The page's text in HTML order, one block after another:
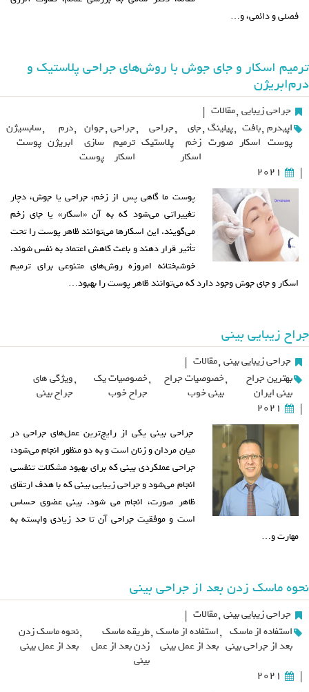
فصلی و دائمی، و…
ترمیم اسکار و جای جوش با روش‌های جراحی پلاستیک و
درم‌ابریژن
جراحی زیبایی ,مقالات |
اپیدرم
پوست
,بافت
اسکار
,پیلینگ
صورت
,جای
زخم
اسکار
,جراحی
پلاستیک
,جراحی
ترمیم
اسکار
,جوان
سازی
پوست
,درم
ابریژن
,سابسیژن
پوست
|
2021
پوست ما گاهی پس از زخم، جراحی یا جوش، دچار
تغییراتی می‌شود که به آن «اسکار» یا جای زخم
می‌گویند. این اسکارها می‌توانند ظاهر پوست را تحت
تأثیر قرار دهند و باعث کاهش اعتماد به نفس شوند.
خوشبختانه امروزه روش‌های متنوعی برای ترمیم
اسکار و جای جوش وجود دارد که می‌توانند ظاهر پوست را بهبود…
جراح زیبایی بینی
جراحی زیبایی بینی ,مقالات |
بهترین جراح
بینی ایران
,خصوصیات جراح
بینی خوب
,خصوصیات یک
جراح خوب
,ویژگی های
جراح بینی
|
2021
جراحی بینی یکی از رایج‌ترین عمل‌های جراحی در
میان مردان و زنان است و به دو منظور انجام می‌شود:
جراحی عملکردی بینی که برای بهبود مشکلات تنفسی
انجام می‌شود و جراحی زیبایی بینی که با هدف ارتقای
ظاهر صورت، انجام می شود. بینی عضوی حساس
است و موفقیت جراحی آن تا حد زیادی وابسته به
مهارت و…
نحوه ماسک زدن بعد از جراحی بینی
جراحی زیبایی بینی ,مقالات |
استفاده از ماسک
بعد از جراحی بینی
,استفاده از ماسک
بعد از عمل بینی
,طریقه ماسک
زدن بعد از عمل
بینی
,نحوه ماسک زدن
بعد از عمل بینی
|
2021